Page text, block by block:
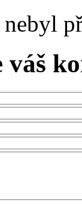
nebyl